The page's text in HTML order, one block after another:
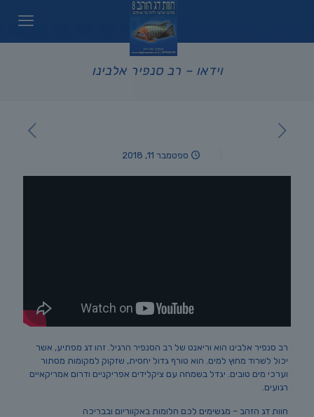
וידאו – רב סנפיר אלבינו
ספטמבר 11, 2018
רב סנפיר אלבינו הוא וריאנט של רב הסנפיר הרגיל. זהו דג מפתיע, אשר
יכול לשרוד מחוץ למים. הוא טורף גדול יחסית, שזקוק למקומות מסתור
וערכי מים טובים. יגדל בשמחה עם ציקלידים אפריקניים ודרום אמריקאיים
רגועים.
חוות דג הזהב – מגשימים לכם חלומות באקווריום ובבריכה